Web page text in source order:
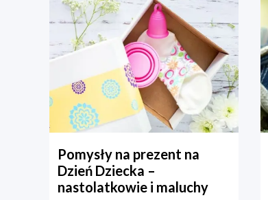
Pomysły na prezent na
Dzień Dziecka –
nastolatkowie i maluchy